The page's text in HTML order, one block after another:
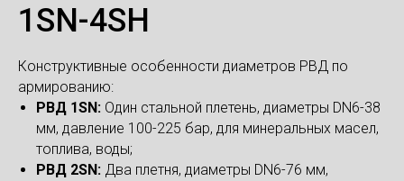
1SN-4SH
Конструктивные особенности диаметров РВД по
армированию:
РВД 1SN: Один стальной плетень, диаметры DN6-38
мм, давление 100-225 бар, для минеральных масел,
топлива, воды;
РВД 2SN: Два плетня, диаметры DN6-76 мм,